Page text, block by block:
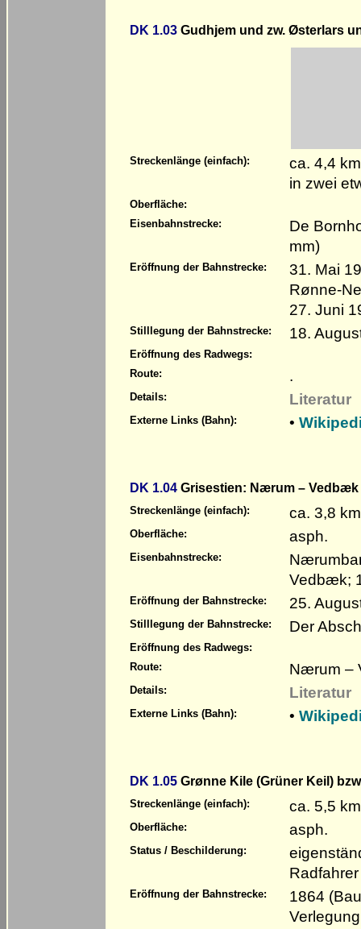
DK 1.03 Gudhjem und zw. Østerlars
Streckenlänge (einfach):
ca. 4,4 km
in zwei
Oberfläche:
Eisenbahnstrecke:
De
mm)
Eröffnung der Bahnstrecke:
31. Mai
Rønne-
27. Juni
Stilllegung der Bahnstrecke: 18.
Eröffnung des Radwegs:
Route:
.
Details: Literatur
Externe Links (Bahn): •
DK 1.04 Grisestien: Nærum –
Streckenlänge (einfach): ca. 3,8 km
Oberfläche: asph.
Eisenbahnstrecke:
Vedbæk;
Eröffnung der Bahnstrecke: 25.
Stilllegung der Bahnstrecke: Der
Eröffnung des Radwegs:
Route:
Nærum –
Details: Literatur
Externe Links (Bahn): •
DK 1.05 Grønne Kile (Grüner Keil)
Streckenlänge (einfach): ca. 5,5
Oberfläche: asph.
Status / Beschilderung:
Radfahrer
Eröffnung der Bahnstrecke:
1864